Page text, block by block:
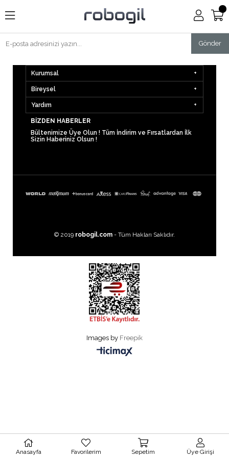
Gönder
Kurumsal
Bireysel
Yardım
BIZDEN HABERLER
Bültenimize Üye Olun ! Tüm İndirim ve Fırsatlardan İlk
Sizin Haberiniz Olsun !
© 2019 robogil.com - Tüm Hakları Saklıdır.
Images by Freepik
Anasayfa Favorilerim Sepetim Üye Girişi